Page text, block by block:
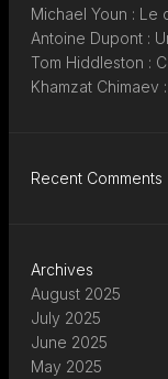
Michael Youn : Le
Antoine Dupont :
Tom Hiddleston :
Khamzat
Recent Comments
Archives
August 2025
July 2025
June 2025
May 2025